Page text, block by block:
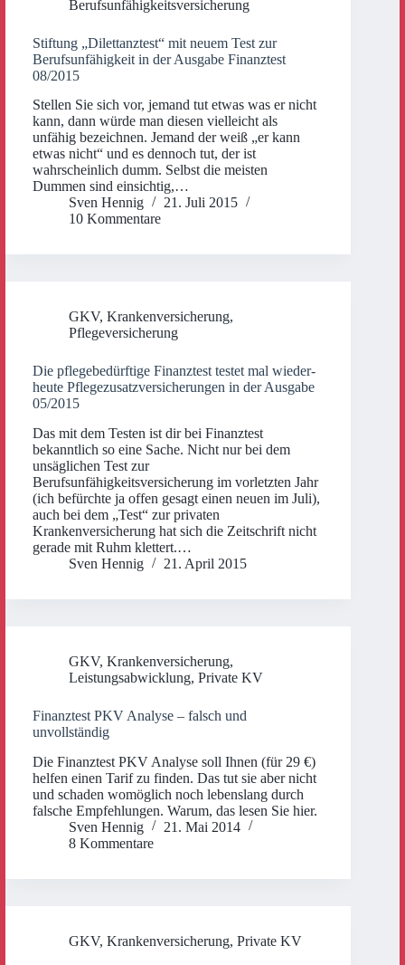
Berufsunfähigkeitsversicherung
Stiftung „Dilettanztest“ mit neuem Test zur
Berufsunfähigkeit in der Ausgabe Finanztest
08/2015
Stellen Sie sich vor, jemand tut etwas was er nicht
kann, dann würde man diesen vielleicht als
unfähig bezeichnen. Jemand der weiß „er kann
etwas nicht“ und es dennoch tut, der ist
wahrscheinlich dumm. Selbst die meisten
Dummen sind einsichtig,…
Sven Hennig
21. Juli 2015
10 Kommentare
GKV, Krankenversicherung,
Pflegeversicherung
Die pflegebedürftige Finanztest testet mal wieder-
heute Pflegezusatzversicherungen in der Ausgabe
05/2015
Das mit dem Testen ist dir bei Finanztest
bekanntlich so eine Sache. Nicht nur bei dem
unsäglichen Test zur
Berufsunfähigkeitsversicherung im vorletzten Jahr
(ich befürchte ja offen gesagt einen neuen im Juli),
auch bei dem „Test“ zur privaten
Krankenversicherung hat sich die Zeitschrift nicht
gerade mit Ruhm klettert.…
Sven Hennig
21. April 2015
GKV, Krankenversicherung,
Leistungsabwicklung, Private KV
Finanztest PKV Analyse – falsch und
unvollständig
Die Finanztest PKV Analyse soll Ihnen (für 29 €)
helfen einen Tarif zu finden. Das tut sie aber nicht
und schaden womöglich noch lebenslang durch
falsche Empfehlungen. Warum, das lesen Sie hier.
Sven Hennig
21. Mai 2014
8 Kommentare
GKV, Krankenversicherung, Private KV